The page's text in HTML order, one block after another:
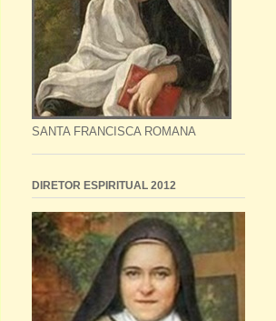
SANTA FRANCISCA ROMANA
DIRETOR ESPIRITUAL 2012